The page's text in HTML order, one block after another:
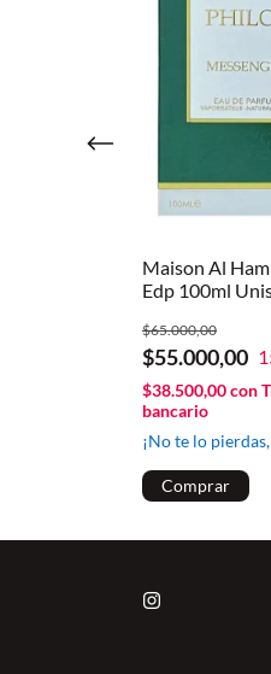
De Avant
Maison Al
Edp 100ml
$55.000,00
$65.000,00
$38.500,00con
bancario
¡No te lo